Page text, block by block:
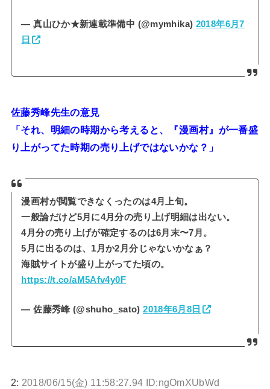
— 真山ひか★新連載準備中 (@mymhika) 2018年6月7
日
佐藤秀峰先生の意見
「それ、明細の時期から考えると、『漫画村』が一番盛
り上がってた時期の売り上げではないかな？」
漫画村が閲覧できなくったのは4月上旬。
一般論だけど5月に4月分の売り上げ明細は出ない。
4月分の売り上げが確定するのは6月末〜7月。
5月に出るのは、1月か2月分じゃないかなぁ？
海賊サイトが盛り上がってた頃の。
https://t.co/aM5Afv4y0F
— 佐藤秀峰 (@shuho_sato)2018年6月8日
2: 2018/06/15(金) 11:58:27.94 ID:ngOmXUbWd